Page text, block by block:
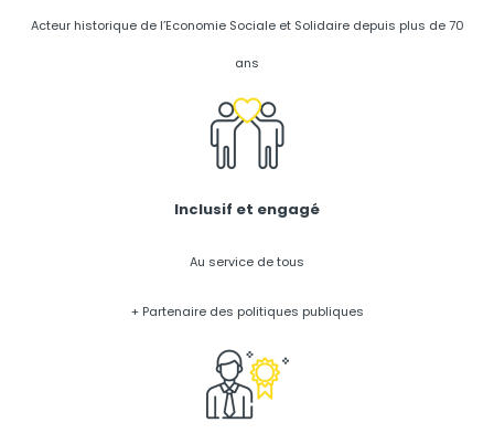
Acteur historique de l’Economie Sociale et Solidaire depuis plus de 70
ans
Inclusif et engagé
Au service de tous
+ Partenaire des politiques publiques